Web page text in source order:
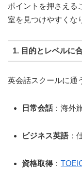
ポイントを押さえる
室を見つけやすくな
1. 目的とレベルに
英会話スクールに通
日常会話：海外
ビジネス英語：
資格取得：